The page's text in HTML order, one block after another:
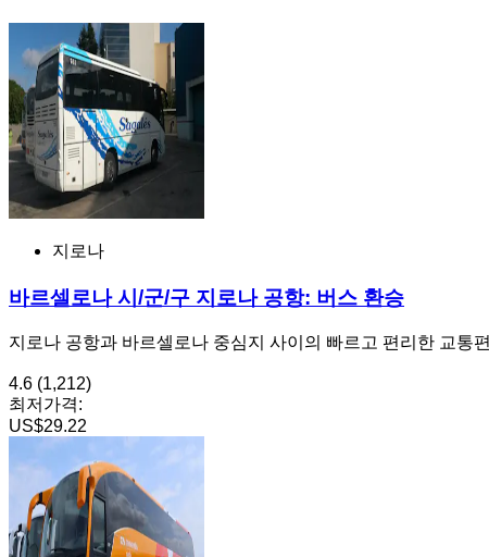
지로나
바르셀로나 시/군/구 지로나 공항: 버스 환승
지로나 공항과 바르셀로나 중심지 사이의 빠르고 편리한 교통편
4.6 (1,212)
최저가격:
US$29.22